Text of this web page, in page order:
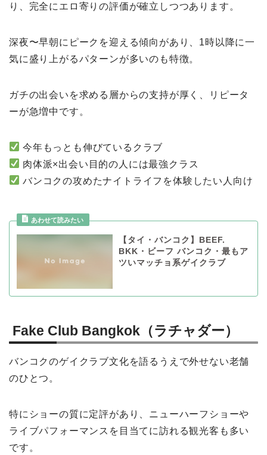
り、完全にエロ寄りの評価が確立しつつあります。
深夜〜早朝にピークを迎える傾向があり、1時以降に一
気に盛り上がるパターンが多いのも特徴。
ガチの出会いを求める層からの支持が厚く、リピータ
ーが急増中です。
今年もっとも伸びているクラブ
肉体派×出会い目的の人には最強クラス
バンコクの攻めたナイトライフを体験したい人向け
【タイ・バンコク】BEEF.
BKK・ビーフ バンコク・最もア
ツいマッチョ系ゲイクラブ
Fake Club Bangkok（ラチャダー）
バンコクのゲイクラブ文化を語るうえで外せない老舗
のひとつ。
特にショーの質に定評があり、ニューハーフショーや
ライブパフォーマンスを目当てに訪れる観光客も多い
です。